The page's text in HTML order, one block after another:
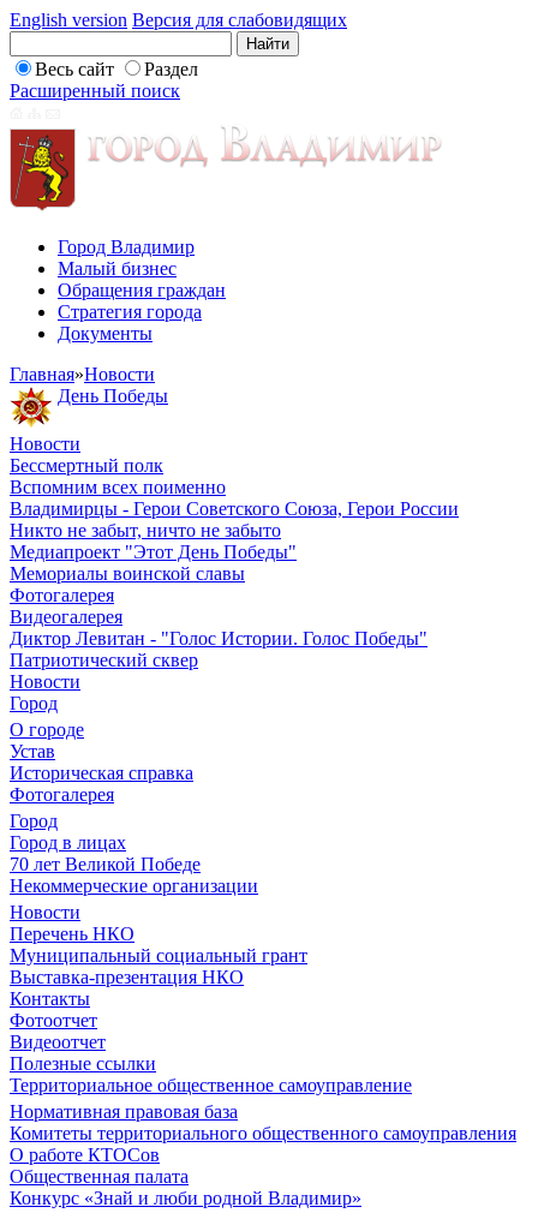
English version Версия для слабовидящих
Весь сайт
Раздел
Расширенный поиск
Город Владимир
Малый бизнес
Обращения граждан
Стратегия города
Документы
Главная»Новости
День Победы
Новости
Бессмертный полк
Вспомним всех поименно
Владимирцы - Герои Советского Союза, Герои России
Никто не забыт, ничто не забыто
Медиапроект "Этот День Победы"
Мемориалы воинской славы
Фотогалерея
Видеогалерея
Диктор Левитан - "Голос Истории. Голос Победы"
Патриотический сквер
Новости
Город
О городе
Устав
Историческая справка
Фотогалерея
Город
Город в лицах
70 лет Великой Победе
Некоммерческие организации
Новости
Перечень НКО
Муниципальный социальный грант
Выставка-презентация НКО
Контакты
Фотоотчет
Видеоотчет
Полезные ссылки
Территориальное общественное самоуправление
Нормативная правовая база
Комитеты территориального общественного самоуправления
О работе КТОСов
Общественная палата
Конкурс «Знай и люби родной Владимир»